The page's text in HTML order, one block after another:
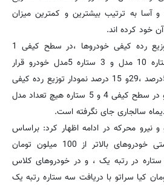
کرد:‌خودروهای سایپا X131 و آسا به ترتیب بیشترین و کمترین میزان
خود کرده اند.
به گفته قناتی ؛‌براساس توزیع رده کیفی خودروها ،‌در سطح کیفی 1
ستاره 19 مدل خودرو،‌2 ستاره 10 مدل و ‌3 ستاره 5مدل خودرو قرار
گرفته است که به ترتیب 56درصد ،‌29و 15 درصد نمودار توزیع رده کیفی
خودروها را شامل می شود و در سطح کیفی 4 و 5 ستاره هیچ تعداد مدل
سالجاری جای نگرفته است.
نیرو محرکه در ادامه اظهار کرد: براساس
این گزارش، در کلاس قیمتی خودروهای بالاتر از 100 میلون تومان
ستاره در رتبه یک ، و در خودروهای کلاس
میلیون تومان کیا سراتو با دریافت سه ستاره رتبه یک